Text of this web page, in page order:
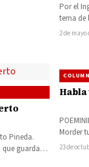
Por el
tema de
tabú y
2 de mayo
Pineda.
guarda
y…
Morder
deseo
23 de